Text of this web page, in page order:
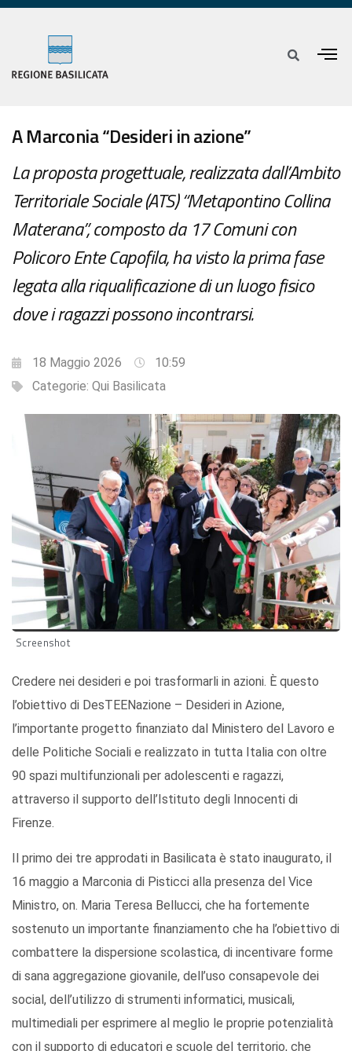
A Marconia “Desideri in azione”
La proposta progettuale, realizzata dall’Ambito
Territoriale Sociale (ATS) “Metapontino Collina
Materana”, composto da 17 Comuni con
Policoro Ente Capofila, ha visto la prima fase
legata alla riqualificazione di un luogo fisico
dove i ragazzi possono incontrarsi.
18 Maggio 2026
10:59
Categorie: Qui Basilicata
Screenshot
Credere nei desideri e poi trasformarli in azioni. È questo
l’obiettivo di DesTEENazione – Desideri in Azione,
l’importante progetto finanziato dal Ministero del Lavoro e
delle Politiche Sociali e realizzato in tutta Italia con oltre
90 spazi multifunzionali per adolescenti e ragazzi,
attraverso il supporto dell’Istituto degli Innocenti di
Firenze.
Il primo dei tre approdati in Basilicata è stato inaugurato, il
16 maggio a Marconia di Pisticci alla presenza del Vice
Ministro, on. Maria Teresa Bellucci, che ha fortemente
sostenuto un importante finanziamento che ha l’obiettivo di
combattere la dispersione scolastica, di incentivare forme
di sana aggregazione giovanile, dell’uso consapevole dei
social, dell’utilizzo di strumenti informatici, musicali,
multimediali per esprimere al meglio le proprie potenzialità
con il supporto di educatori e scuole del territorio, che